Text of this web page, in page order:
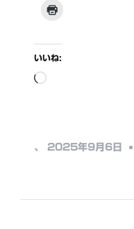
いいね:
読
中…
、 2025年9月6日